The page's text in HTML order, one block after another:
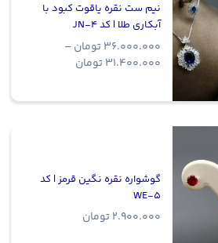
نیم ست نقره یاقوت کبود با
آبکاری طلا | کد JN-4
36.000.000 تومان –
31.400.000 تومان
through
گوشواره نقره نگین قرمز | کد
WE-5
2.900.000 تومان